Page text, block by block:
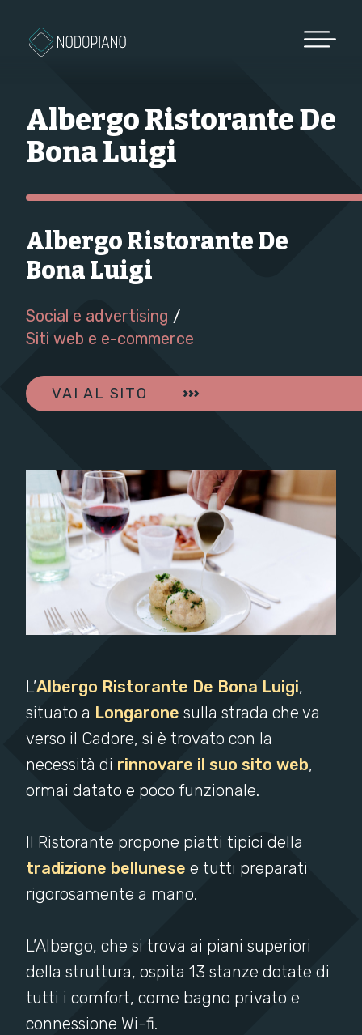
Albergo Ristorante De
Bona Luigi
Albergo Ristorante De
Bona Luigi
Social e advertising /
Siti web e e-commerce
VAI AL SITO
L’Albergo Ristorante De Bona Luigi,
situato a Longarone sulla strada che va
verso il Cadore, si è trovato con la
necessità di rinnovare il suo sito web,
ormai datato e poco funzionale.
Il Ristorante propone piatti tipici della
tradizione bellunese e tutti preparati
rigorosamente a mano.
L’Albergo, che si trova ai piani superiori
della struttura, ospita 13 stanze dotate di
tutti i comfort, come bagno privato e
connessione Wi-fi.